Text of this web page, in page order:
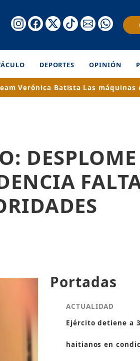
DEPORTES OPINIÓN
Verónica Batista Las máquinas
DESPLOME
Portadas
ACTUALIDAD
Ejército detiene a
haitianos en